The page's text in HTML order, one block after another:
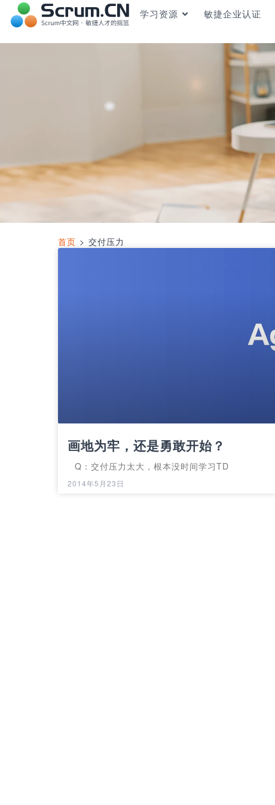
学习资源 敏捷企业认证
首页 > 交付压力
画地为牢，还是勇敢开始？
Q：交付压力太大，根本没时间学习TD
2014年5月23日